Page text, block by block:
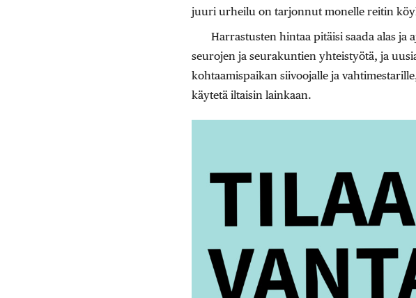
juuri urheilu on tarjonnut monelle reitin
Harrastusten hintaa pitäisi saada alas
seurojen ja seurakuntien yhteistyötä, ja
kohtaamispaikan siivoojalle ja
käytetä iltaisin lainkaan.